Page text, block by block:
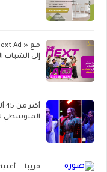
إلى الشباب
المتوسطي
قريبا ...